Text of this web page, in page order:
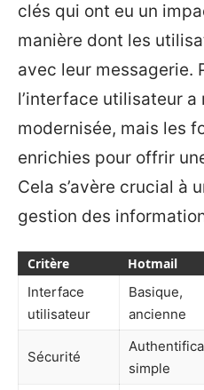
clés qui ont eu un
manière dont les
avec leur messagerie.
l’interface utilisateur a
modernisée, mais les
enrichies pour offrir
Cela s’avère crucial à
gestion des
Critère Hotmail
Interface
utilisateur
Basique,
ancienne
Sécurité
simple